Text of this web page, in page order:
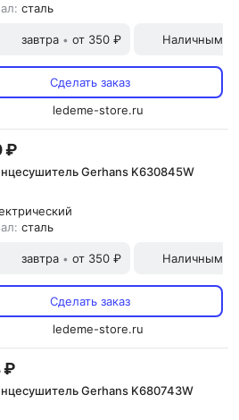
сталь
завтра • от 350 ₽ Наличными
Сделать заказ
ledeme-store.ru
₽
Gerhans K630845W
сталь
завтра • от 350 ₽ Наличными
Сделать заказ
ledeme-store.ru
₽
Gerhans K680743W